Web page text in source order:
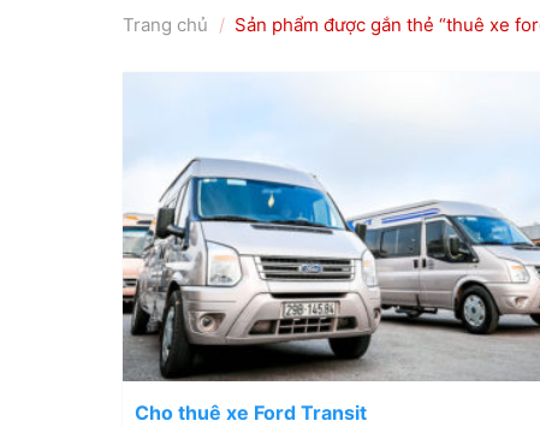
Trang chủ / Sản phẩm được gắn thẻ “thuê xe
Cho thuê xe Ford Transit